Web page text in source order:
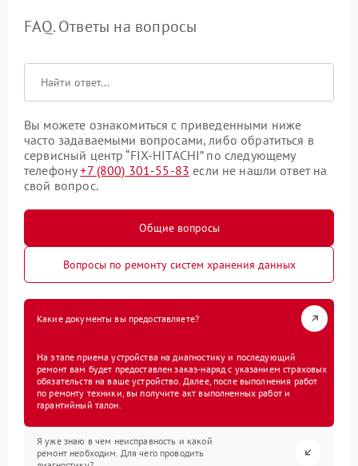
FAQ. Ответы на вопросы
Вы можете ознакомиться с приведенными ниже
часто задаваемыми вопросами, либо обратиться в
сервисный центр “FIX-HITACHI” по следующему
телефону+7 (800) 301-55-83 если не нашли ответ на
свой вопрос.
Общие вопросы
Вопросы по ремонту систем хранения данных
Какие документы вы предоставляете?
На этапе приема устройства на диагностику и последующий
ремонт вам будет предоставлен заказ-наряд с указанием страховых
обязательств на ваше устройство. Далее, после выполнения работ
по ремонту техники, вы получите акт выполненных работ и
гарантийный талон.
Я уже знаю в чем неисправность и какой
ремонт необходим. Для чего проводить